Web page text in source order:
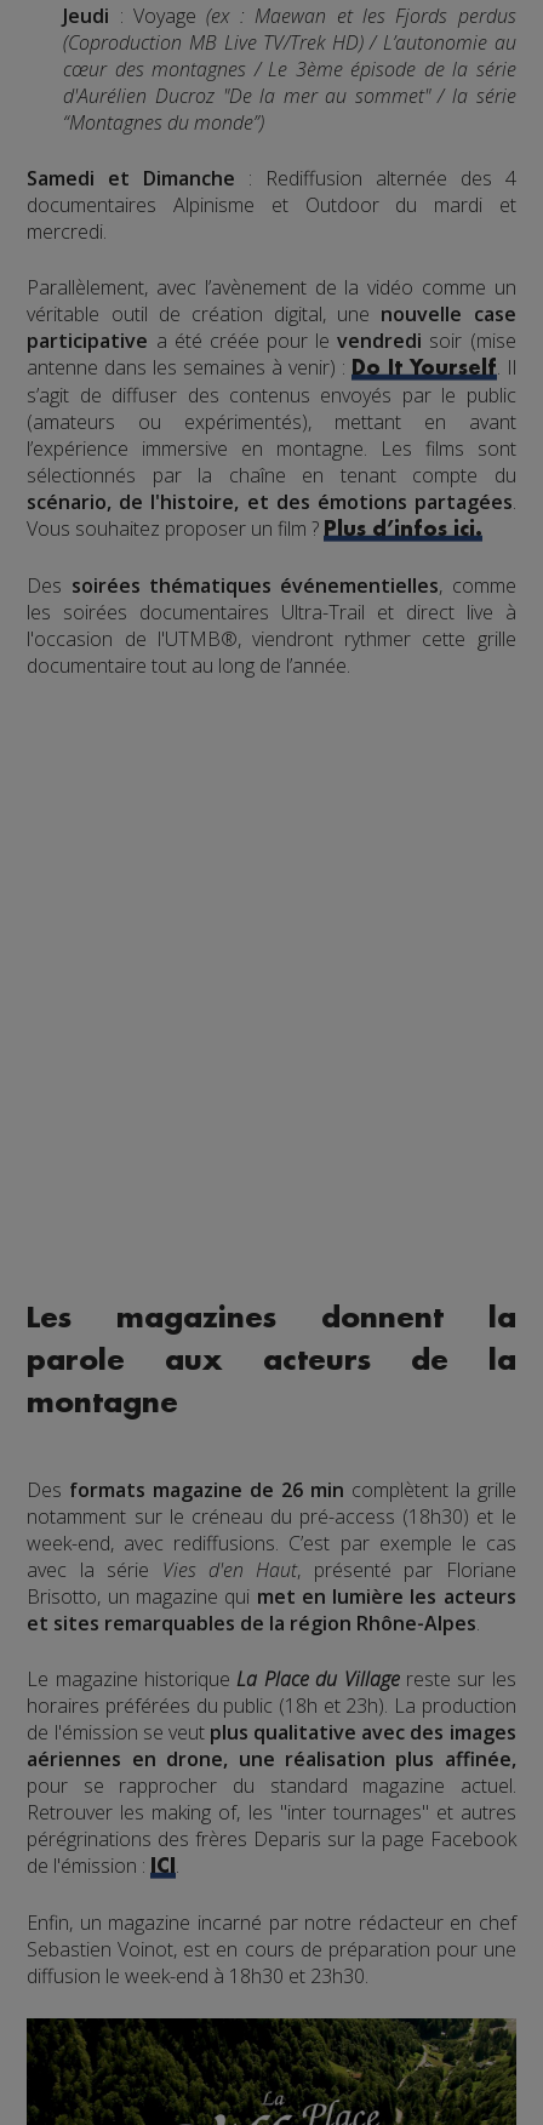
Jeudi : Voyage(ex : Maewan et les Fjords perdus
(Coproduction MB Live TV/Trek HD) / L’autonomie au
cœur des montagnes / Le 3ème épisode de la série
d'Aurélien Ducroz "De la mer au sommet" / la série
“Montagnes du monde”)
Samedi et Dimanche : Rediffusion alternée des 4
documentaires Alpinisme et Outdoor du mardi et
mercredi.
Parallèlement, avec l’avènement de la vidéo comme un
véritable outil de création digital, une nouvelle case
participative a été créée pour levendredi soir (mise
antenne dans les semaines à venir) :
Do It Yourself. Il
s’agit de diffuser des contenus envoyés par le public
(amateurs ou expérimentés), mettant en avant
l’expérience immersive en montagne. Les films sont
sélectionnés par la chaîne en tenant compte du
scénario, de l'histoire, et des émotions partagées.
Vous souhaitez proposer un film ? Plus d’infos ici.
Des soirées thématiques événementielles, comme
les soirées documentaires Ultra-Trail et direct live à
l'occasion de l'UTMB®, viendront rythmer cette grille
documentaire tout au long de l’année.
Les magazines donnent la
parole aux acteurs de la
montagne
Des formats magazine de 26 min complètent la grille
notamment sur le créneau du pré-access (18h30) et le
week-end, avec rediffusions. C’est par exemple le cas
avec la série Vies d'en Haut, présenté par Floriane
Brisotto, un magazine qui met en lumière les acteurs
et sites remarquables de la région Rhône-Alpes.
Le magazine historiqueLa Place du Villagereste sur les
horaires préférées du public (18h et 23h). La production
de l'émission se veut plus qualitative avec des images
aériennes en drone, une réalisation plus affinée,
pour se rapprocher du standard magazine actuel.
Retrouver les making of, les "inter tournages" et autres
pérégrinations des frères Deparis sur la page Facebook
de l'émission : ICI .
Enfin, un magazine incarné par notre rédacteur en chef
Sebastien Voinot, est en cours de préparation pour une
diffusion le week-end à 18h30 et 23h30.